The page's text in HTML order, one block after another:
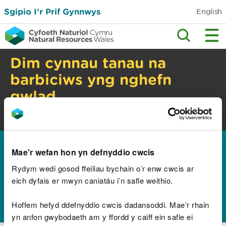
Mae'r wefan hon yn defnyddio cwcis
Rydym wedi gosod ffeiliau bychain o’r enw cwcis ar
eich dyfais er mwyn caniatáu i’n safle weithio.
Hoffem hefyd ddefnyddio cwcis dadansoddi. Mae’r rhain
yn anfon gwybodaeth am y ffordd y caiff ein safle ei
Sgipio I’r Prif Gynnwys English
Dim cynnau tanau na
barbiciws yng nghefn
gwlad
Perygl tanau gwyllt. Gwiriwch y cyngor
diogelwch.
amgylcheddol
Bywyd gwyllt a
bioamrywiaeth